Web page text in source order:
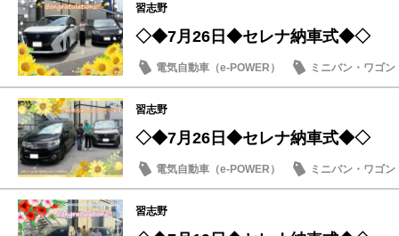
習志野
◇◆7月26日◆セレナ納車式◆◇
電気自動車（e-POWER）
ミニバン・ワゴン
納車式
習志野
◇◆7月26日◆セレナ納車式◆◇
電気自動車（e-POWER）
ミニバン・ワゴン
納車式
習志野